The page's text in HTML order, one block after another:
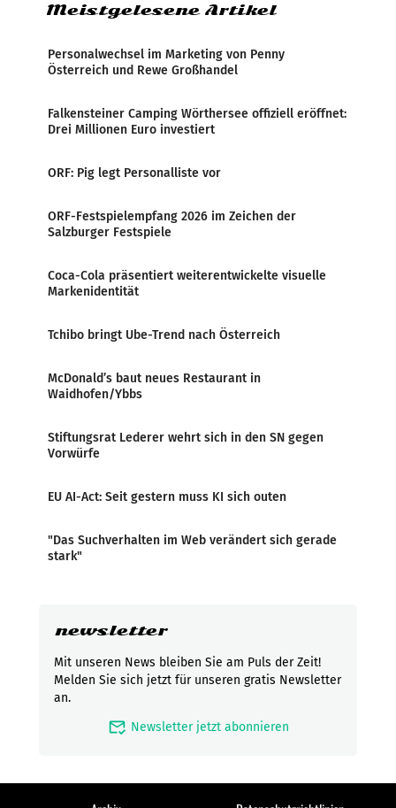
Meistgelesene Artikel
Personalwechsel im Marketing von Penny
Österreich und Rewe Großhandel
Falkensteiner Camping Wörthersee offiziell eröffnet:
Drei Millionen Euro investiert
ORF: Pig legt Personalliste vor
ORF-Festspielempfang 2026 im Zeichen der
Salzburger Festspiele
Coca-Cola präsentiert weiterentwickelte visuelle
Markenidentität
Tchibo bringt Ube-Trend nach Österreich
McDonald’s baut neues Restaurant in
Waidhofen/Ybbs
Stiftungsrat Lederer wehrt sich in den SN gegen
Vorwürfe
EU AI-Act: Seit gestern muss KI sich outen
"Das Suchverhalten im Web verändert sich gerade
stark"
newsletter
Mit unseren News bleiben Sie am Puls der Zeit!
Melden Sie sich jetzt für unseren gratis Newsletter
an.
mark_email_read Newsletter jetzt abonnieren